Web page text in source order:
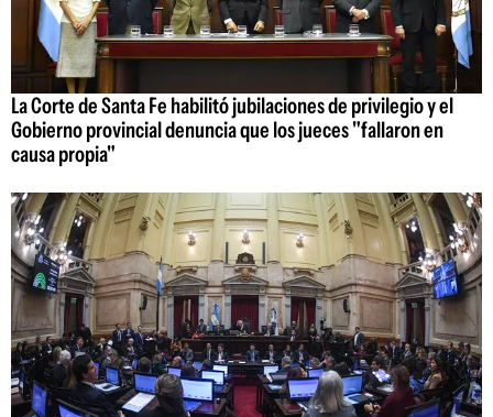
La Corte de Santa Fe habilitó jubilaciones de privilegio y el
Gobierno provincial denuncia que los jueces "fallaron en
causa propia"